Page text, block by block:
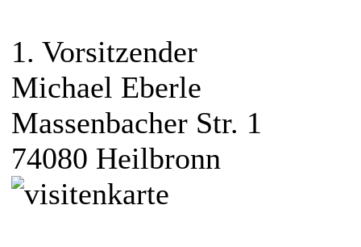
1. Vorsitzender
Michael Eberle
Massenbacher Str. 1
74080 Heilbronn